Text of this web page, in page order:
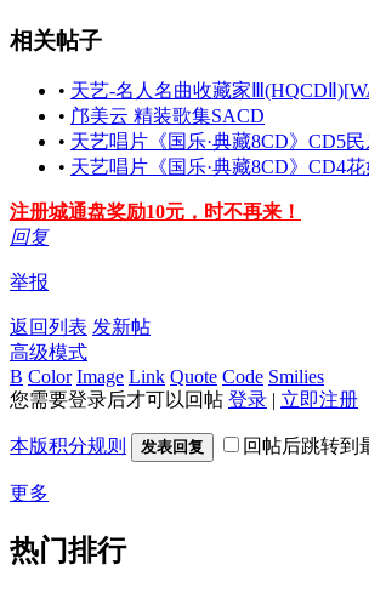
相关帖子
• 天艺-名人名曲收藏家
• 邝美云 精装歌集SACD
• 天艺唱片《国乐·典藏8CD》CD5
• 天艺唱片《国乐·典藏8CD》CD4
注册城通盘奖励10元，时不再来！
回复
举报
返回列表 发新帖
高级模式
B Color Image Link Quote Code Smilies
您需要登录后才可以回帖 登录 | 立即注册
本版积分规则 发表回复 回帖后跳转到
更多
热门排行